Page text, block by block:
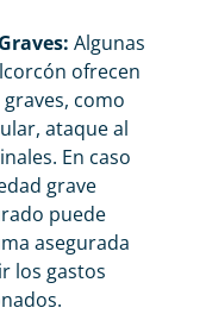
Algunas
ofrecen
como
ataque al
En caso
grave
puede
asegurada
los gastos